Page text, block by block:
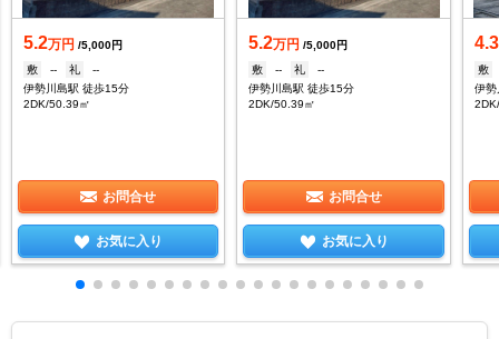
5.2万円 /5,000円
敷
-- 礼
--
伊勢川島駅 徒歩15分
2DK/50.39㎡
お問合せ
お気に入り
5.2万円 /5,000円
敷
-- 礼
--
伊勢川島駅 徒歩15分
2DK/50.39㎡
お問合せ
お気に入り
4.3
敷
伊